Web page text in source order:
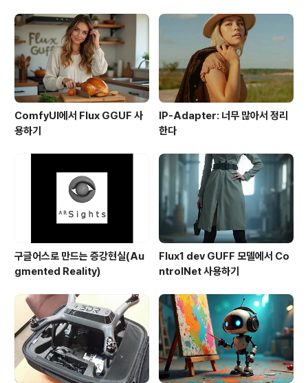
ComfyUI에서 Flux GGUF 사
용하기
IP-Adapter: 너무 많아서 정리
한다
구글어스로 만드는 증강현실(Au
gmented Reality)
Flux1 dev GUFF 모델에서 Co
ntrolNet 사용하기